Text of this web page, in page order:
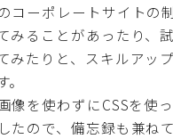
コーポレートサイトの
みることがあったり、
みたりと、スキルアッ
像を使わずにCSSを使
たので、備忘録も兼ね